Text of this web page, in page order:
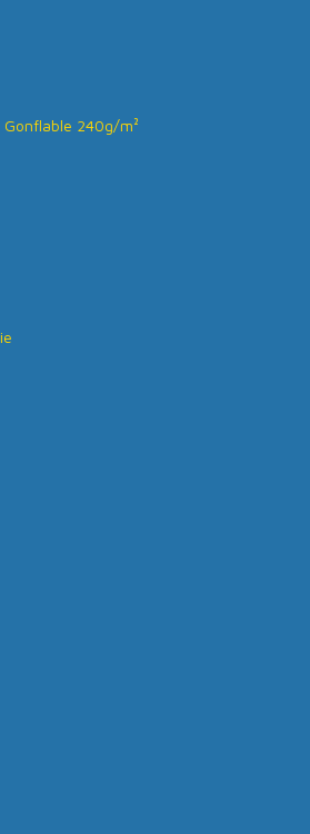
Gonflable 240g/m²